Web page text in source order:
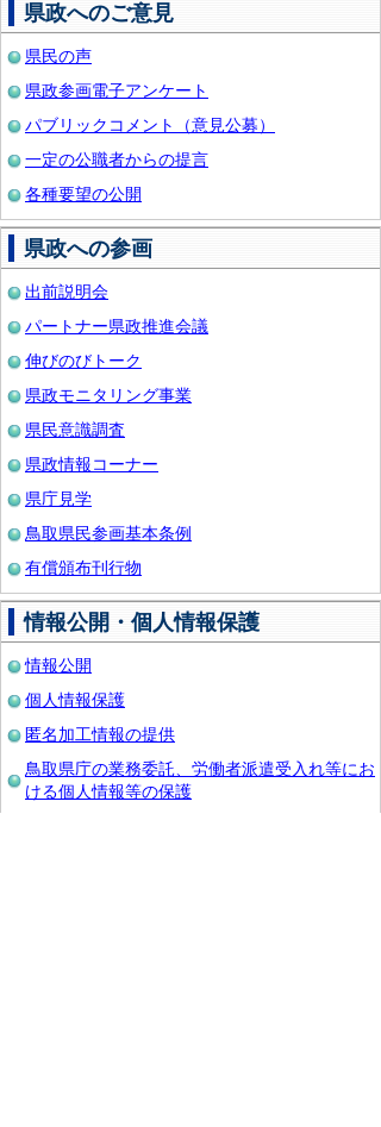
県政へのご意見
県民の声
県政参画電子アンケート
パブリックコメント（意見公募）
一定の公職者からの提言
各種要望の公開
県政への参画
出前説明会
パートナー県政推進会議
伸びのびトーク
県政モニタリング事業
県民意識調査
県政情報コーナー
県庁見学
鳥取県民参画基本条例
有償頒布刊行物
情報公開・個人情報保護
情報公開
個人情報保護
匿名加工情報の提供
鳥取県庁の業務委託、労働者派遣受入れ等にお
ける個人情報等の保護